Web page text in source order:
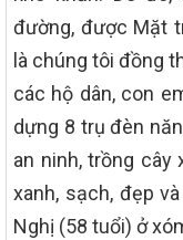
đường, được Mặt
là chúng tôi đồng
các hộ dân, con
dựng 8 trụ đèn
an ninh, trồng cây
xanh, sạch, đẹp
Nghị (58 tuổi) ở